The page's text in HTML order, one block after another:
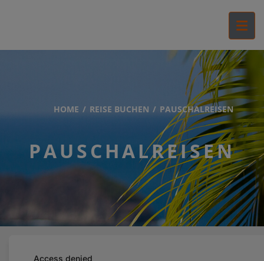
HOME REISE BUCHEN PAUSCHALREISEN
PAUSCHALREISEN